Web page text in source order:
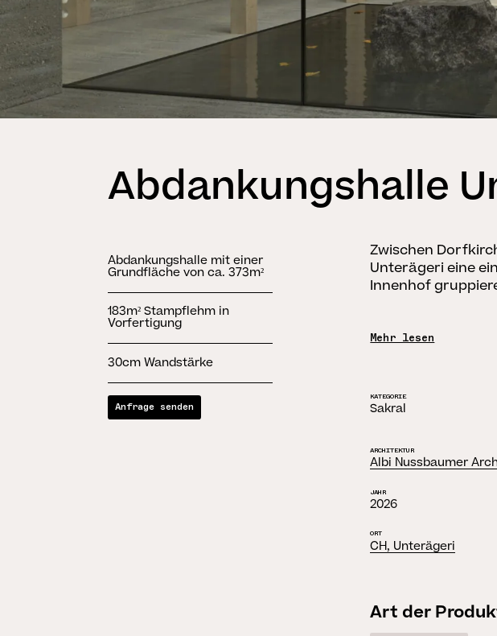
Abdankungshalle
Abdankungshalle mit einer
Grundfläche von ca. 373m²
183m² Stampflehm in
Vorfertigung
30cm Wandstärke
Anfrage senden
Zwischen
Unterägeri eine
Innenhof
Mehr lesen
KATEGORIE
Sakral
ARCHITEKTUR
Albi Nussbaumer
JAHR
2026
ORT
CH, Unterägeri
Art der